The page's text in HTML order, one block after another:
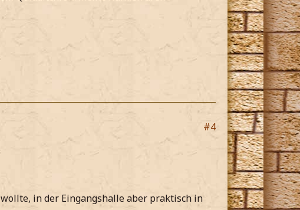
#4
in der Eingangshalle aber praktisch in